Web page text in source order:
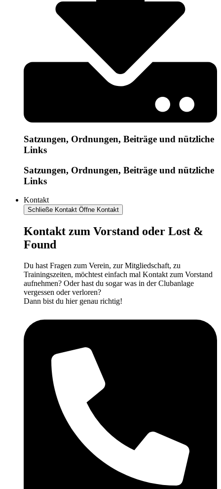
Satzungen, Ordnungen, Beiträge und nützliche
Links
Satzungen, Ordnungen, Beiträge und nützliche
Links
Kontakt
Schließe Kontakt Öffne Kontakt
Kontakt zum Vorstand oder Lost &
Found
Du hast Fragen zum Verein, zur Mitgliedschaft, zu
Trainingszeiten, möchtest einfach mal Kontakt zum Vorstand
aufnehmen? Oder hast du sogar was in der Clubanlage
vergessen oder verloren?
Dann bist du hier genau richtig!